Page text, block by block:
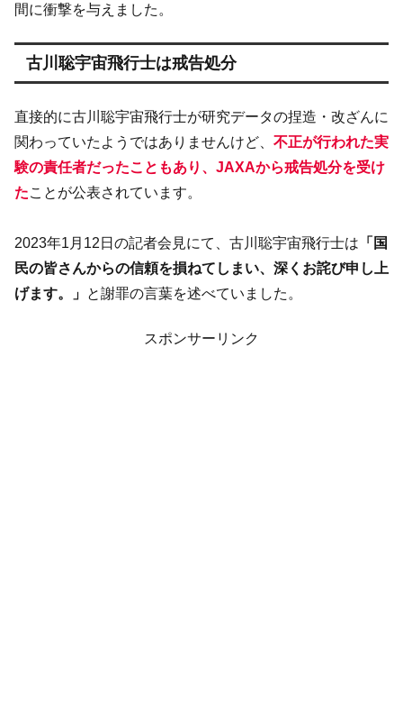
間に衝撃を与えました。
古川聡宇宙飛行士は戒告処分
直接的に古川聡宇宙飛行士が研究データの捏造・改ざんに
関わっていたようではありませんけど、 不正が行われた実
験の責任者だったこともあり、JAXAから戒告処分を受け
たことが公表されています。
2023年1月12日の記者会見にて、古川聡宇宙飛行士は 「国
民の皆さんからの信頼を損ねてしまい、深くお詫び申し上
げます。」 と謝罪の言葉を述べていました。
スポンサーリンク